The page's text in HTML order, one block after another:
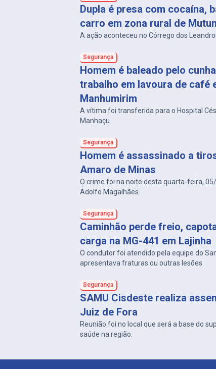
Dupla é presa com cocaína,
carro em zona rural de
A ação aconteceu no Córrego dos
Segurança
Homem é baleado pelo
trabalho em lavoura de café
Manhumirim
A vítima foi transferida para o Hospital
Manhaçu
Segurança
Homem é assassinado a
Amaro de Minas
O crime foi na noite desta quarta-feira,
Adolfo Magalhães.
Segurança
Caminhão perde freio,
carga na MG-441 em Lajinha
O condutor foi atendido pela equipe do
apresentava fraturas ou outras lesões
Segurança
SAMU Cisdeste realiza
Juiz de Fora
Reunião foi no local que será a base do
saúde na região.